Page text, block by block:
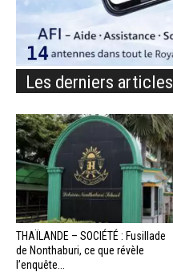
Les derniers articles
THAÏLANDE – SOCIÉTÉ : Fusillade
de Nonthaburi, ce que révèle
l’enquête...